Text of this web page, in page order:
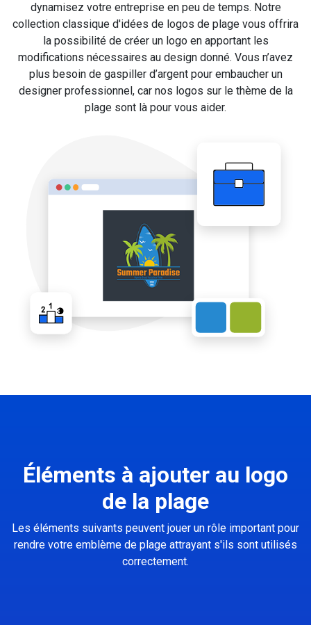
dynamisez votre entreprise en peu de temps. Notre
collection classique d'idées de logos de plage vous offrira
la possibilité de créer un logo en apportant les
modifications nécessaires au design donné. Vous n’avez
plus besoin de gaspiller d’argent pour embaucher un
designer professionnel, car nos logos sur le thème de la
plage sont là pour vous aider.
Éléments à ajouter au logo
de la plage
Les éléments suivants peuvent jouer un rôle important pour
rendre votre emblème de plage attrayant s'ils sont utilisés
correctement.